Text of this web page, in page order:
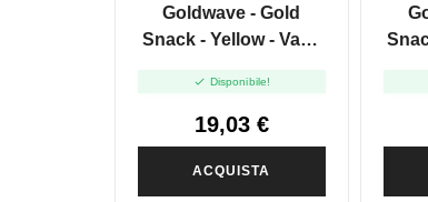
Goldwave - Gold
Snack - Yellow - Vape
 Disponibile!
19,03 €
ACQUISTA